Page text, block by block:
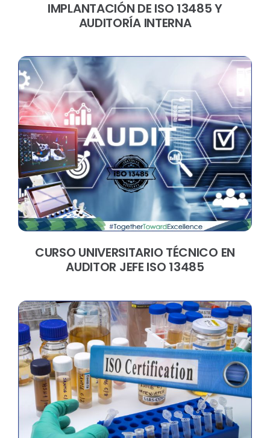
IMPLANTACIÓN DE ISO 13485 Y
AUDITORÍA INTERNA
CURSO UNIVERSITARIO TÉCNICO EN
AUDITOR JEFE ISO 13485